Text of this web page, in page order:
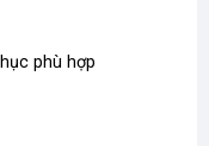
phù hợp